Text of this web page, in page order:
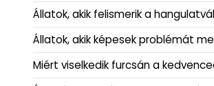
Állatok, akik felismerik a
Állatok, akik képesek problémát
Miért viselkedik furcsán a